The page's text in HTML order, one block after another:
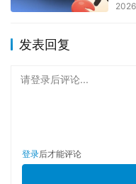
发表回复
请登录后评论...
登录后才能评论